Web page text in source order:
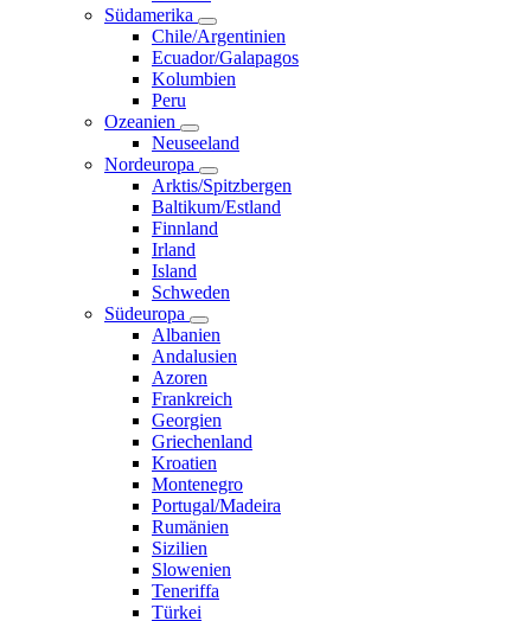
Südamerika
Chile/Argentinien
Ecuador/Galapagos
Kolumbien
Peru
Ozeanien
Neuseeland
Nordeuropa
Arktis/Spitzbergen
Baltikum/Estland
Finnland
Irland
Island
Schweden
Südeuropa
Albanien
Andalusien
Azoren
Frankreich
Georgien
Griechenland
Kroatien
Montenegro
Portugal/Madeira
Rumänien
Sizilien
Slowenien
Teneriffa
Türkei